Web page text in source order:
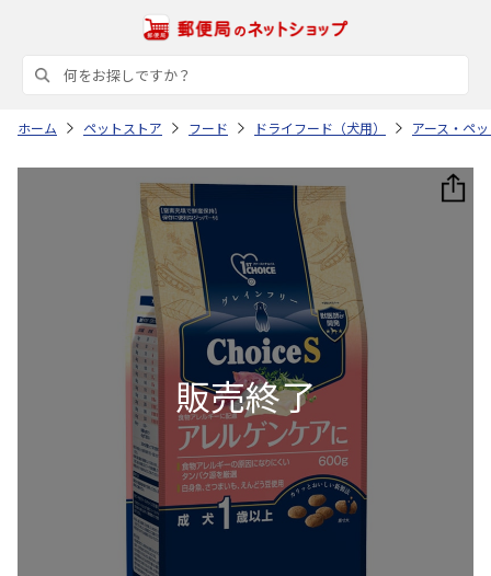
ホーム ペットストア フード ドライフード（犬用） アース・ペ